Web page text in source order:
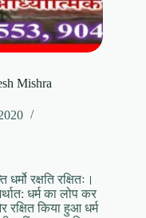
Mishra
रक्षति रक्षितः।
धर्म का लोप कर
किया हुआ धर्म